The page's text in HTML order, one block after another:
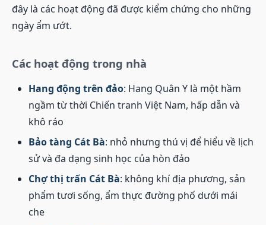
đây là các hoạt động đã được kiểm chứng cho những
ngày ẩm ướt.
Các hoạt động trong nhà
Hang động trên đảo: Hang Quân Y là một hầm
ngầm từ thời Chiến tranh Việt Nam, hấp dẫn và
khô ráo
Bảo tàng Cát Bà: nhỏ nhưng thú vị để hiểu về lịch
sử và đa dạng sinh học của hòn đảo
Chợ thị trấn Cát Bà: không khí địa phương, sản
phẩm tươi sống, ẩm thực đường phố dưới mái
che